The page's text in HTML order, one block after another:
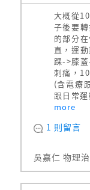
大概從
子後要
的部分
直，運
踝->膝
刺痛，
(含電療
跟日常
more
1 則留言
吳嘉仁 物理